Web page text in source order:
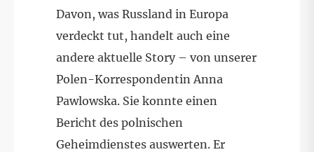
Davon, was Russland in Europa
verdeckt tut, handelt auch eine
andere aktuelle Story – von unserer
Polen-Korrespondentin Anna
Pawlowska. Sie konnte einen
Bericht des polnischen
Geheimdienstes auswerten. Er